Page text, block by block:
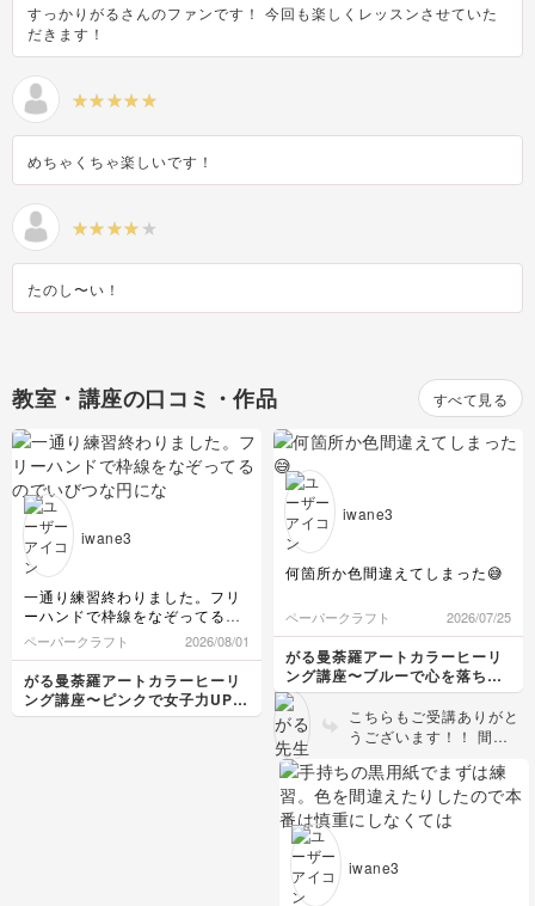
すっかりがるさんのファンです！ 今回も楽しくレッスンさせていた
だきます！
めちゃくちゃ楽しいです！
たのし〜い！
教室・講座の口コミ・作品 すべて見る
iwane3
一通り練習終わりました。フリ
ーハンドで枠線をなぞってるの
でいびつな円になってます。い
ろんなカラーペンを持っていた
ので使い道ができて楽しかった
な。集中したい時などまたおさ
らいをしようと思います
ペーパークラフト 2026/08/01
がる曼荼羅アートカラーヒーリ
ング講座〜ピンクで女子力UPし
幸福感を〜
iwane3
何箇所か色間違えてしまった😅
ペーパークラフト 2026/07/25
がる曼荼羅アートカラーヒーリ
ング講座〜ブルーで心を落ち着
けて自分を癒そう〜
こちらもご受講ありがと
うございます！！ 間違
くらい綺麗に描けていま
す🤩🩵
iwane3